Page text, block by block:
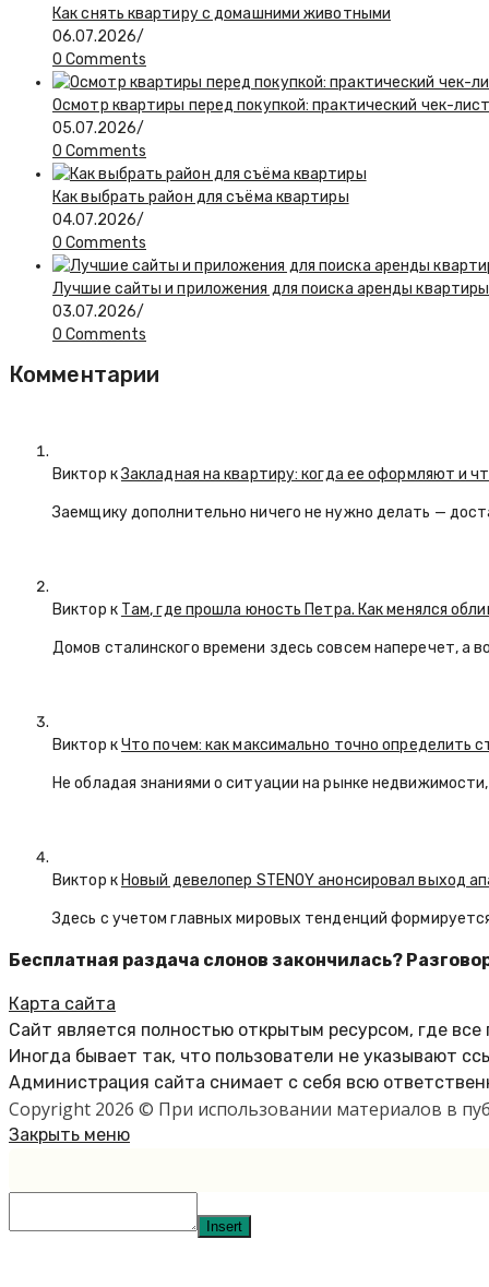
Как снять квартиру с домашними животными
06.07.2026/
0 Comments
Осмотр квартиры перед покупкой: практический чек-
05.07.2026/
0 Comments
Как выбрать район для съёма квартиры
04.07.2026/
0 Comments
Лучшие сайты и приложения для поиска аренды
03.07.2026/
0 Comments
Комментарии
Виктор кЗакладная на квартиру: когда ее оформляют и
Заемщику дополнительно ничего не нужно делать —
Виктор к Там, где прошла юность Петра. Как менялся
Домов сталинского времени здесь совсем наперечет, а
Виктор кЧто почем: как максимально точно определить
Не обладая знаниями о ситуации на рынке
Виктор к Новый девелопер STENOY анонсировал выход
Здесь с учетом главных мировых тенденций
Бесплатная раздача слонов закончилась?
Карта сайта
Сайт является полностью открытым ресурсом, где
Иногда бывает так, что пользователи не указывают
Администрация сайта снимает с себя всю
Copyright 2026 © При использовании материалов в
Закрыть меню
Insert